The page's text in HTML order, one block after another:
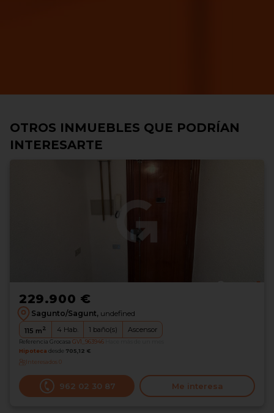
OTROS INMUEBLES QUE PODRÍAN
INTERESARTE
229.900 €
Sagunto/Sagunt, undefined
115 m2 4 Hab. 1 baño(s) Ascensor
Referencia Grocasa GV1_963946
Hipoteca desde 705,12 €
Interesados0
962 02 30 87 Me interesa